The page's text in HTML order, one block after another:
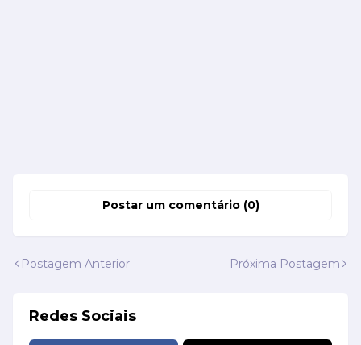
Postar um comentário (0)
Postagem Anterior Próxima Postagem
Redes Sociais